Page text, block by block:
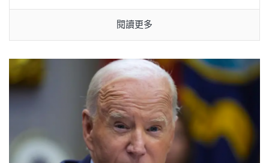
閱讀更多